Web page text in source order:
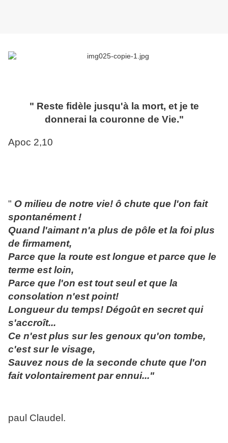
" Reste fidèle jusqu'à la mort, et je te
donnerai la couronne de Vie."
Apoc 2,10
" O milieu de notre vie! ô chute que l'on fait
spontanément !
Quand l'aimant n'a plus de pôle et la foi plus
de firmament,
Parce que la route est longue et parce que le
terme est loin,
Parce que l'on est tout seul et que la
consolation n'est point!
Longueur du temps! Dégoût en secret qui
s'accroît...
Ce n'est plus sur les genoux qu'on tombe,
c'est sur le visage,
Sauvez nous de la seconde chute que l'on
fait volontairement par ennui..."
paul Claudel.